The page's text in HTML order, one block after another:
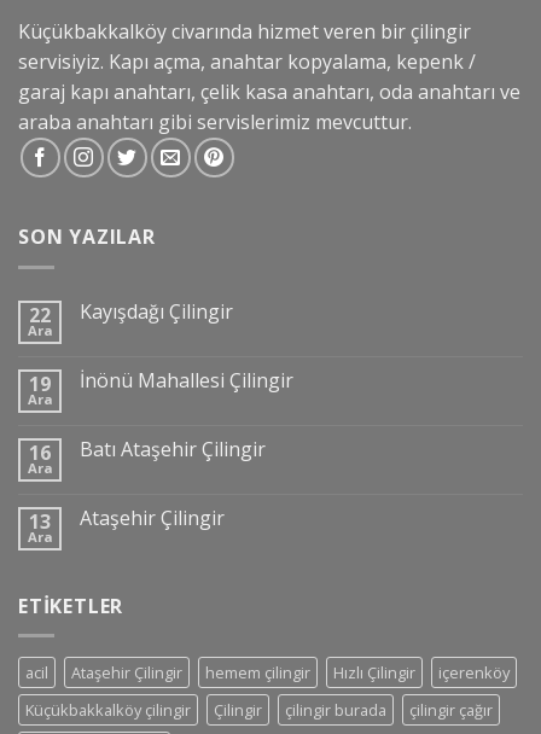
Küçükbakkalköy civarında hizmet veren bir çilingir
servisiyiz. Kapı açma, anahtar kopyalama, kepenk /
garaj kapı anahtarı, çelik kasa anahtarı, oda anahtarı ve
araba anahtarı gibi servislerimiz mevcuttur.
SON YAZILAR
22
Ara
Kayışdağı Çilingir
19
Ara
İnönü Mahallesi Çilingir
16
Ara
Batı Ataşehir Çilingir
13
Ara
Ataşehir Çilingir
ETIKETLER
acil Ataşehir Çilingir hemem çilingir Hızlı Çilingir
içerenköy
Küçükbakkalköy çilingir
Çilingir çilingir burada
çilingir çağır